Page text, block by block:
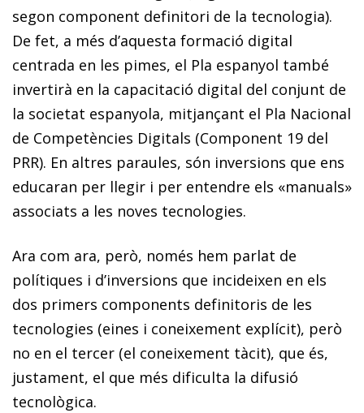
segon component definitori de la tecnologia).
De fet, a més d’aquesta formació digital
centrada en les pimes, el Pla espanyol també
invertirà en la capacitació digital del conjunt de
la societat espanyola, mitjançant el Pla Nacional
de Competències Digitals (Component 19 del
PRR). En altres paraules, són inversions que ens
educaran per llegir i per entendre els «manuals»
associats a les noves tecnologies.
Ara com ara, però, només hem parlat de
polítiques i d’in­­ver­­sions que incideixen en els
dos primers components definitoris de les
tecnologies (eines i coneixement explícit), però
no en el tercer (el coneixement tàcit), que és,
justament, el que més dificulta la difusió
tecnològica.